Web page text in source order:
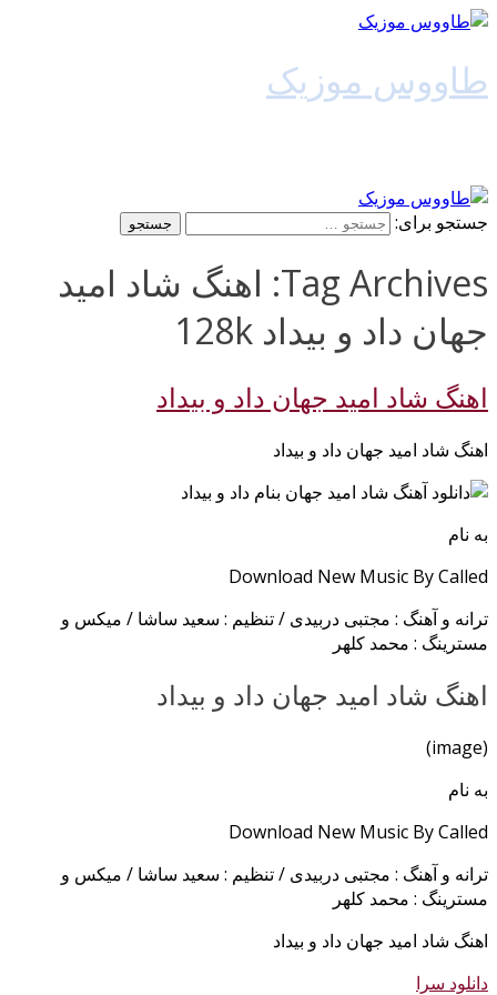
طاووس موزیک
جستجو برای:
Tag Archives: اهنگ شاد امید
جهان داد و بیداد 128k
اهنگ شاد امید جهان داد و بیداد
اهنگ شاد امید جهان داد و بیداد
به نام
Download New Music By Called
ترانه و آهنگ : مجتبی دربیدی / تنظیم : سعید ساشا / میکس و
مسترینگ : محمد کلهر
اهنگ شاد امید جهان داد و بیداد
(image)
به نام
Download New Music By Called
ترانه و آهنگ : مجتبی دربیدی / تنظیم : سعید ساشا / میکس و
مسترینگ : محمد کلهر
اهنگ شاد امید جهان داد و بیداد
دانلود سرا